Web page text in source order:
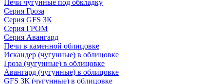
Печи чугунные под обкладку
Серия Гроза
Серия GFS ЗК
Серия ГРОМ
Серия Авангард
Печи в каменной облицовке
Искандер (чугунные) в облицовке
Гроза (чугунные) в облицовке
Авангард (чугунные) в облицовке
GFS ЗК (чугунные) в облицовке